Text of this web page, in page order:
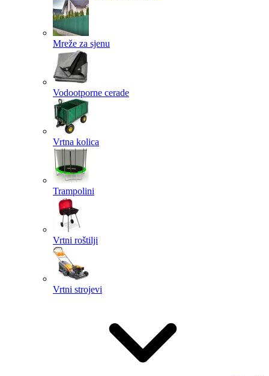
Mreže za sjenu
Vodootporne cerade
Vrtna kolica
Trampolini
Vrtni roštilji
Vrtni strojevi